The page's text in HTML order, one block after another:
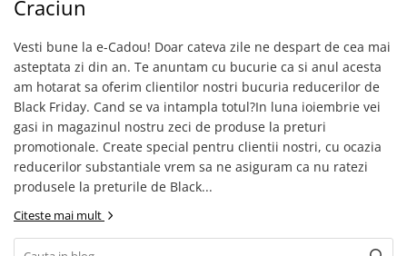
Seturi cadou barbati
Seturi cadou barbati portofel si curea
Ceasuri pentru EL
Cadouri craciun barbati
Cadouri personalizate barbati
Cadouri copii
Caciuli copii
Cadouri copii bebelusi 0+
Etichete scolare
Sepci personalizate
Bannere personalizate scoli si gradinite
Caserole personalizate sandwich
Saculeti personalizati
Sticla de apa personalizata
Agende si caiete personalizate
Craciun
Vesti bune la e-Cadou! Doar cateva zile ne despart de cea mai
asteptata zi din an. Te anuntam cu bucurie ca si anul acesta
am hotarat sa oferim clientilor nostri bucuria reducerilor de
Black Friday. Cand se va intampla totul?In luna ioiembrie vei
gasi in magazinul nostru zeci de produse la preturi
promotionale. Create special pentru clientii nostri, cu ocazia
reducerilor substantiale vrem sa ne asiguram ca nu ratezi
produsele la preturile de Black...
Citeste mai mult